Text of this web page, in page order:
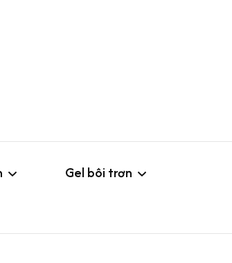
Gel bôi trơn
Gel không mùi